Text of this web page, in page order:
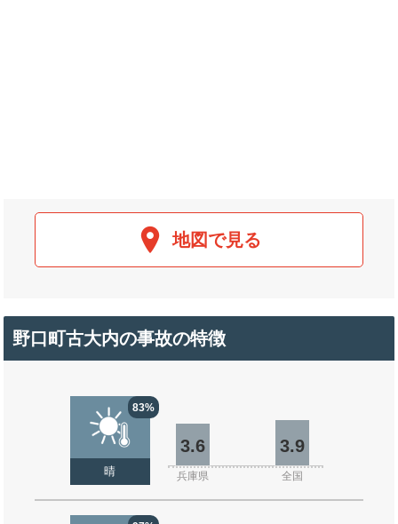
地図で見る
野口町古大内の事故の特徴
83%
晴
3.6 3.9
兵庫県 全国